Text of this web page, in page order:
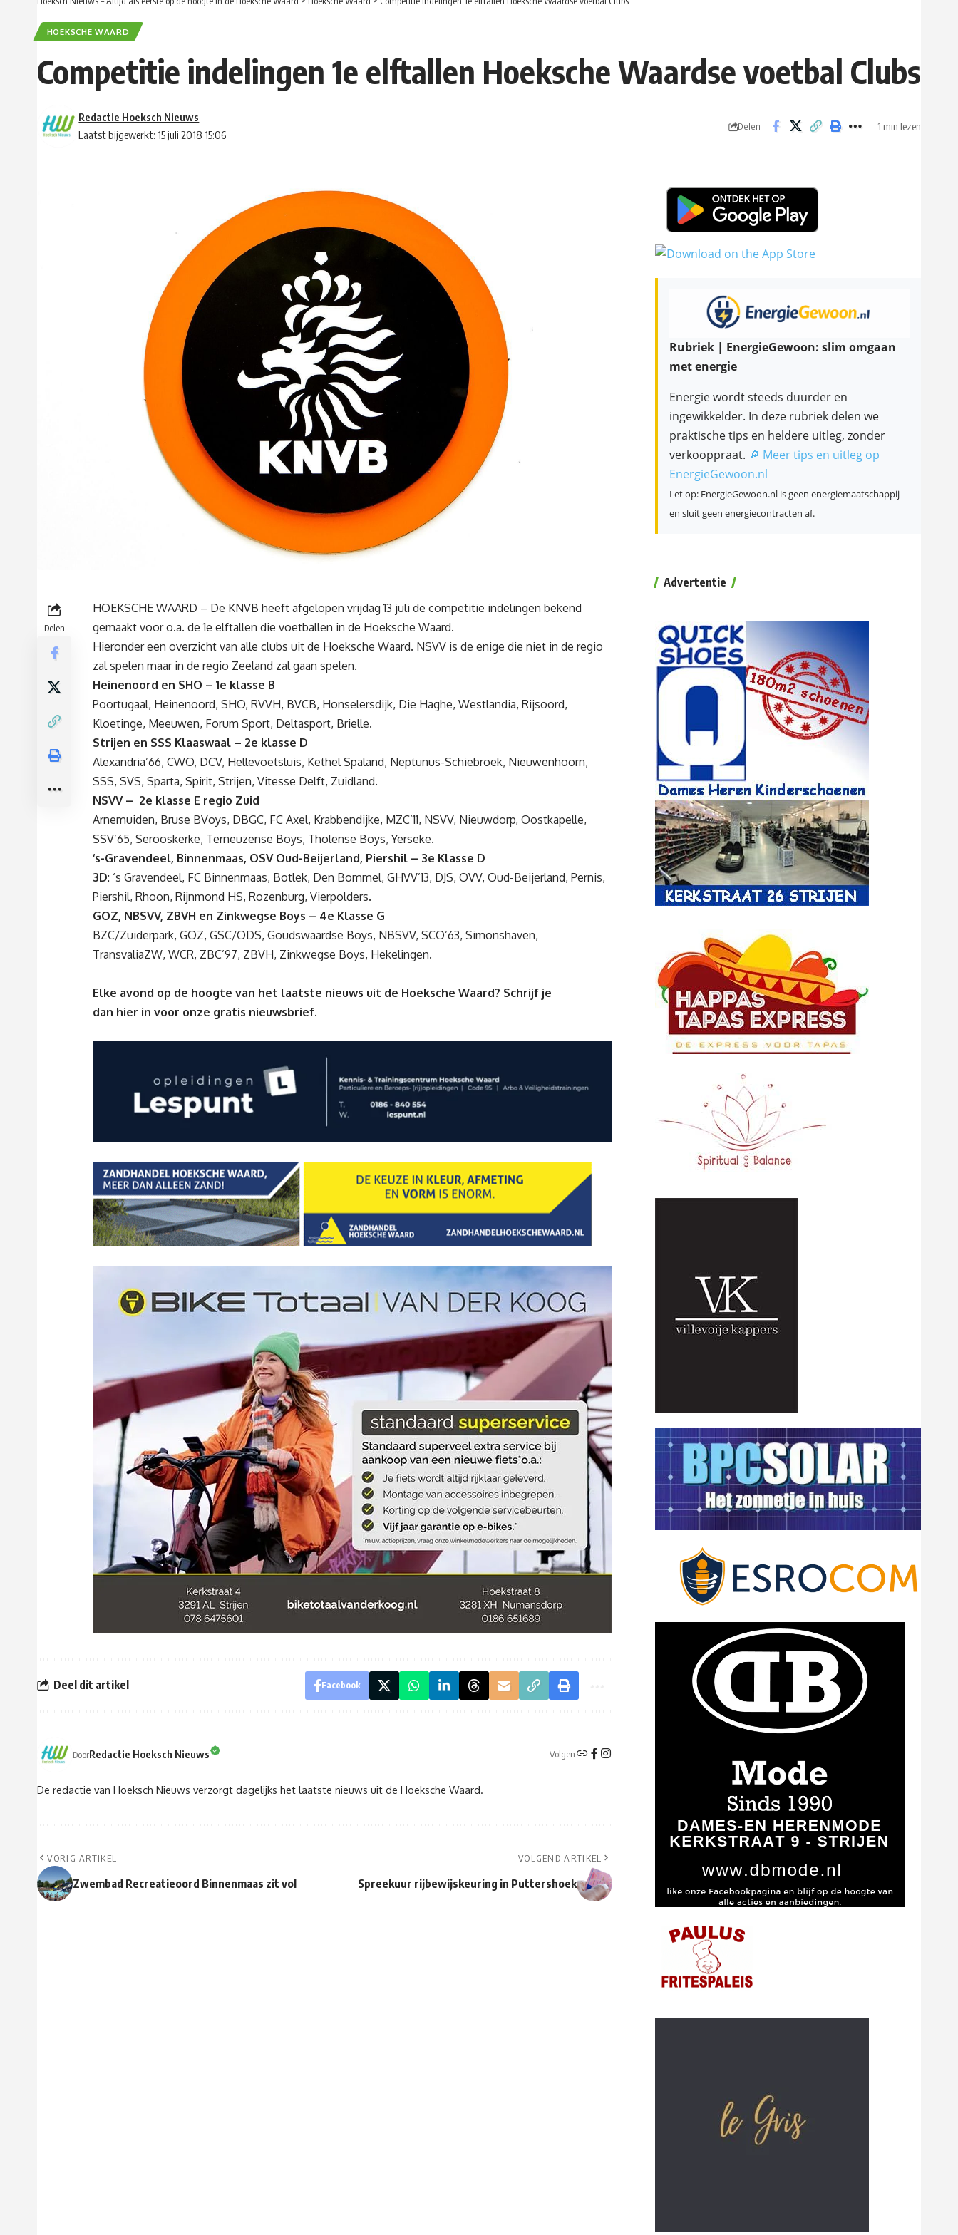
HOEKSCHE WAARD
Competitie indelingen 1e elftallen Hoeksche Waardse voetbal Clubs
Laatst bijgewerkt: 15 juli 2018 15:06
Redactie Hoeksch Nieuws
Delen 1 min lezen
Delen
HOEKSCHE WAARD – De KNVB heeft afgelopen vrijdag 13 juli de competitie indelingen bekend
gemaakt voor o.a. de 1e elftallen die voetballen in de Hoeksche Waard.
Hieronder een overzicht van alle clubs uit de Hoeksche Waard. NSVV is de enige die niet in de regio
zal spelen maar in de regio Zeeland zal gaan spelen.
Heinenoord en SHO – 1e klasse B
Poortugaal, Heinenoord, SHO, RVVH, BVCB, Honselersdijk, Die Haghe, Westlandia, Rijsoord,
Kloetinge, Meeuwen, Forum Sport, Deltasport, Brielle.
Strijen en SSS Klaaswaal – 2e klasse D
Alexandria’66, CWO, DCV, Hellevoetsluis, Kethel Spaland, Neptunus-Schiebroek, Nieuwenhoorn,
SSS, SVS, Sparta, Spirit, Strijen, Vitesse Delft, Zuidland.
NSVV – 2e klasse E regio Zuid
Arnemuiden, Bruse BVoys, DBGC, FC Axel, Krabbendijke, MZC’11, NSVV, Nieuwdorp, Oostkapelle,
SSV’65, Serooskerke, Terneuzense Boys, Tholense Boys, Yerseke.
‘s-Gravendeel, Binnenmaas, OSV Oud-Beijerland, Piershil – 3e Klasse D
3D: ‘s Gravendeel, FC Binnenmaas, Botlek, Den Bommel, GHVV’13, DJS, OVV, Oud-Beijerland, Pernis,
Piershil, Rhoon, Rijnmond HS, Rozenburg, Vierpolders.
GOZ, NBSVV, ZBVH en Zinkwegse Boys – 4e Klasse G
BZC/Zuiderpark, GOZ, GSC/ODS, Goudswaardse Boys, NBSVV, SCO’63, Simonshaven,
TransvaliaZW, WCR, ZBC’97, ZBVH, Zinkwegse Boys, Hekelingen.
Elke avond op de hoogte van het laatste nieuws uit de Hoeksche Waard? Schrijf je
dan hier in voor onze gratis nieuwsbrief.
Deel dit artikel Facebook
DoorRedactie Hoeksch Nieuws Volgen
De redactie van Hoeksch Nieuws verzorgt dagelijks het laatste nieuws uit de Hoeksche Waard.
VORIG ARTIKEL
Zwembad Recreatieoord Binnenmaas zit vol
VOLGEND ARTIKEL
Spreekuur rijbewijskeuring in Puttershoek
Rubriek | EnergieGewoon: slim omgaan
met energie
Energie wordt steeds duurder en
ingewikkelder. In deze rubriek delen we
praktische tips en heldere uitleg, zonder
verkooppraat. 🔎 Meer tips en uitleg op
EnergieGewoon.nl
Let op: EnergieGewoon.nl is geen energiemaatschappij
en sluit geen energiecontracten af.
Advertentie